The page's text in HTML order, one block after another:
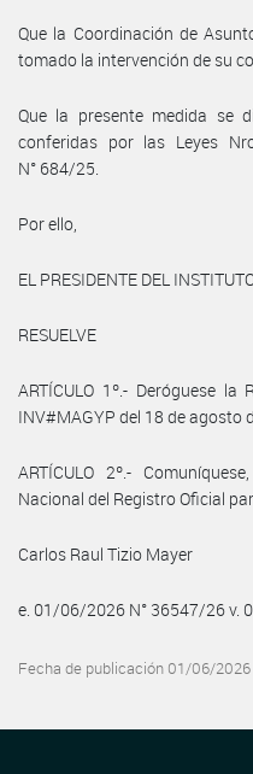
Que la Coordinación de
tomado la intervención de su
Que la presente medida se
conferidas por las Leyes
N° 684/25.
Por ello,
EL PRESIDENTE DEL
RESUELVE
ARTÍCULO 1º.- Deróguese la
INV#MAGYP del 18 de agosto
ARTÍCULO 2º.-
Nacional del Registro Oficial
Carlos Raul Tizio Mayer
e. 01/06/2026 N° 36547/26 v.
Fecha de publicación 01/06/2026